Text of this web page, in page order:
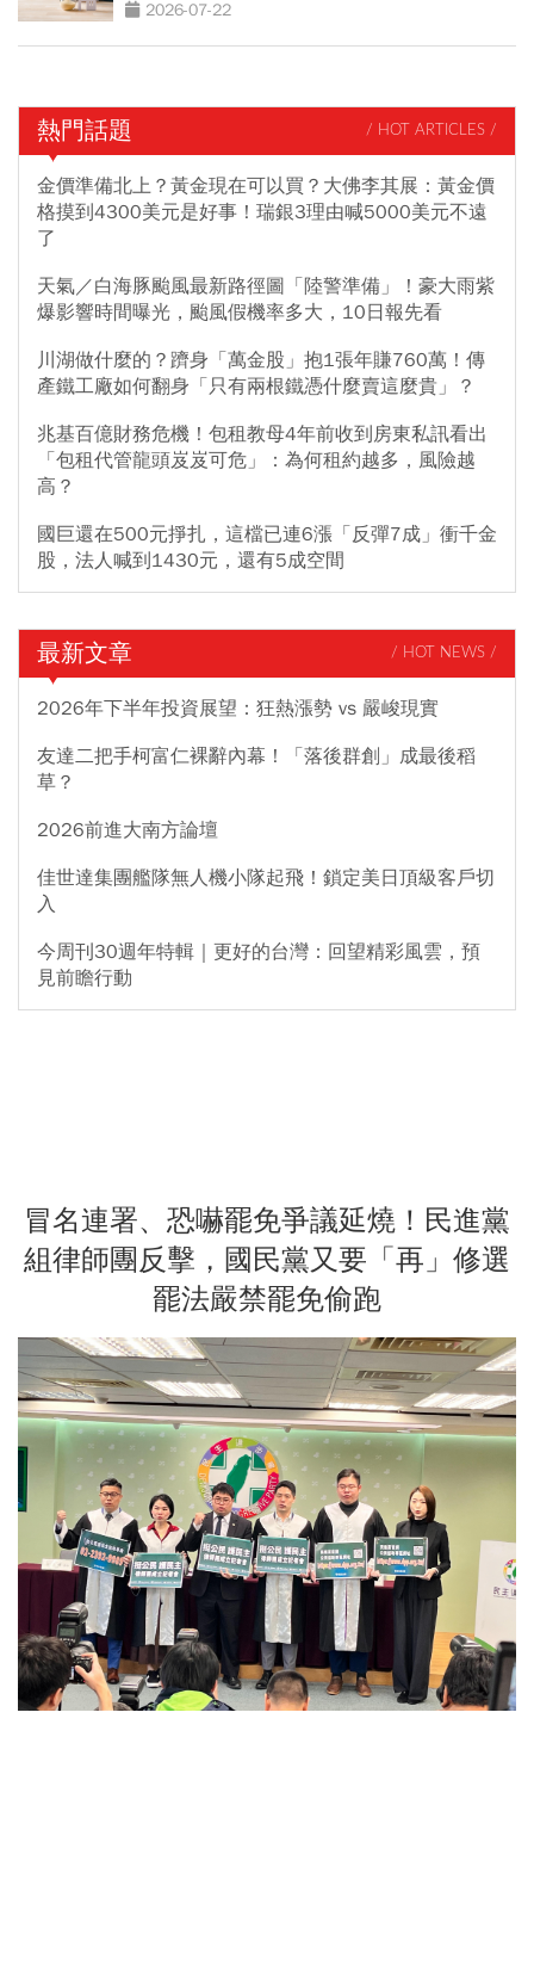
2026-07-22
熱門話題 / HOT ARTICLES /
金價準備北上？黃金現在可以買？大佛李其展：黃金價
格摸到4300美元是好事！瑞銀3理由喊5000美元不遠
了
天氣／白海豚颱風最新路徑圖「陸警準備」！豪大雨紫
爆影響時間曝光，颱風假機率多大，10日報先看
川湖做什麼的？躋身「萬金股」抱1張年賺760萬！傳
產鐵工廠如何翻身「只有兩根鐵憑什麼賣這麼貴」？
兆基百億財務危機！包租教母4年前收到房東私訊看出
「包租代管龍頭岌岌可危」：為何租約越多，風險越
高？
國巨還在500元掙扎，這檔已連6漲「反彈7成」衝千金
股，法人喊到1430元，還有5成空間
最新文章 / HOT NEWS /
2026年下半年投資展望：狂熱漲勢 vs 嚴峻現實
友達二把手柯富仁裸辭內幕！「落後群創」成最後稻
草？
2026前進大南方論壇
佳世達集團艦隊無人機小隊起飛！鎖定美日頂級客戶切
入
今周刊30週年特輯｜更好的台灣：回望精彩風雲，預
見前瞻行動
冒名連署、恐嚇罷免爭議延燒！民進黨
組律師團反擊，國民黨又要「再」修選
罷法嚴禁罷免偷跑